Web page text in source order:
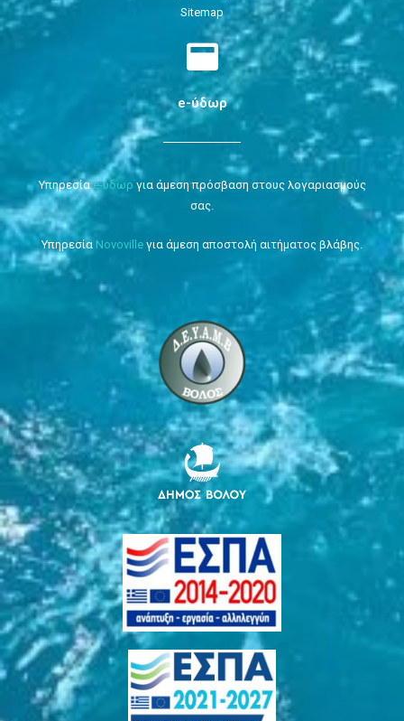
Sitemap
e-ύδωρ
Υπηρεσίαe-ύδωρ για άμεση πρόσβαση στους λογαριασμούς
σας.
Υπηρεσία Novoville για άμεση αποστολή αιτήματος βλάβης.